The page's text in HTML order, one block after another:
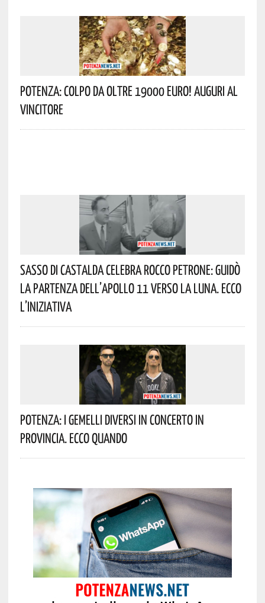
Potenza: Colpo Da Oltre 19000 Euro! Auguri Al
Vincitore
Sasso Di Castalda Celebra Rocco Petrone: Guidò
La Partenza Dell’Apollo 11 Verso La Luna. Ecco
L’iniziativa
Potenza: I Gemelli DiVersi In Concerto In
Provincia. Ecco Quando